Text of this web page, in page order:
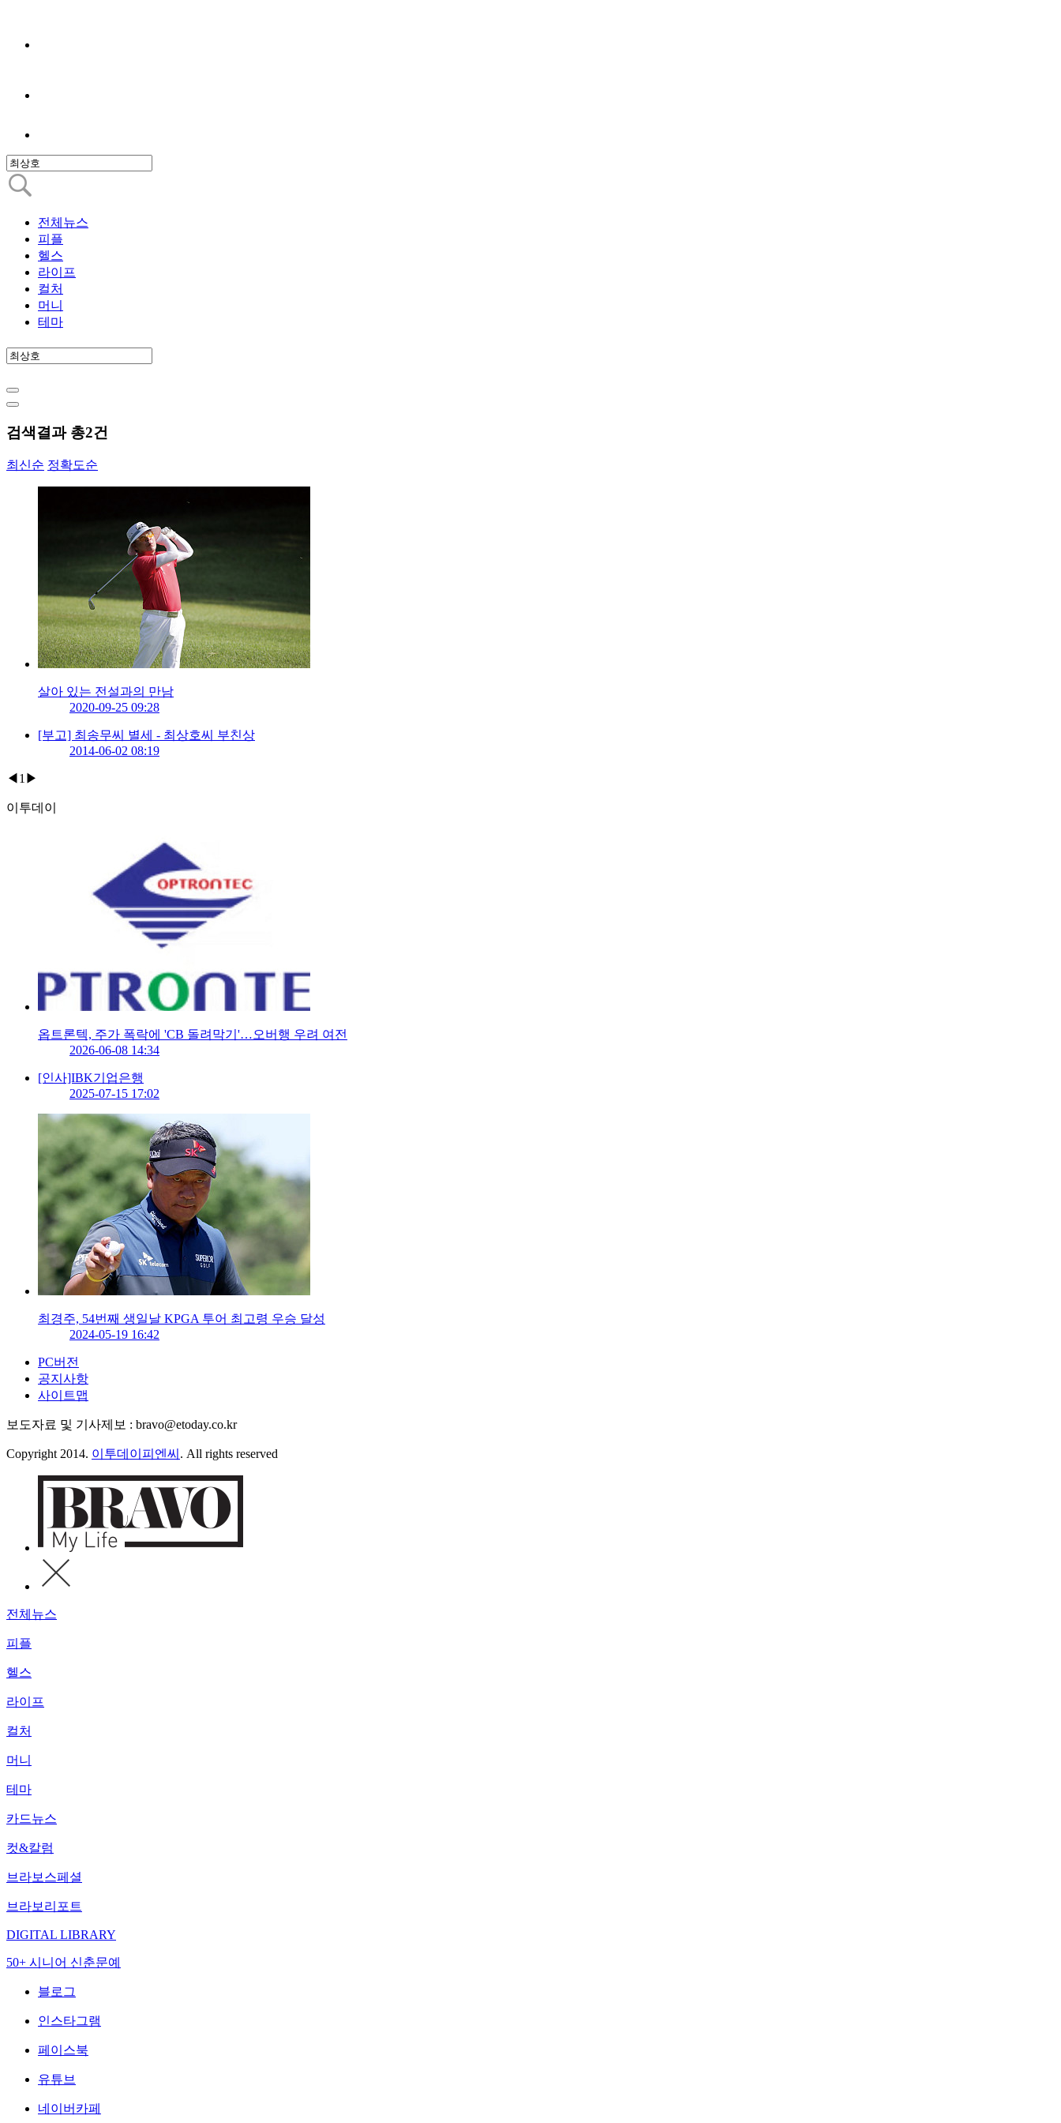
전체뉴스
피플
헬스
라이프
컬처
머니
테마
검색결과 총2건
최신순 정확도순
살아 있는 전설과의 만남
2020-09-25 09:28
[부고] 최송무씨 별세 - 최상호씨 부친상
2014-06-02 08:19
◀ 1 ▶
이투데이
옵트론텍, 주가 폭락에 'CB 돌려막기'…오버행 우려 여전
2026-06-08 14:34
[인사]IBK기업은행
2025-07-15 17:02
최경주, 54번째 생일날 KPGA 투어 최고령 우승 달성
2024-05-19 16:42
PC버전
공지사항
사이트맵
보도자료 및 기사제보 : bravo@etoday.co.kr
Copyright 2014. 이투데이피엔씨 . All rights reserved
전체뉴스
피플
헬스
라이프
컬처
머니
테마
카드뉴스
컷&칼럼
브라보스페셜
브라보리포트
DIGITAL LIBRARY
50+ 시니어 신춘문예
블로그
인스타그램
페이스북
유튜브
네이버카페